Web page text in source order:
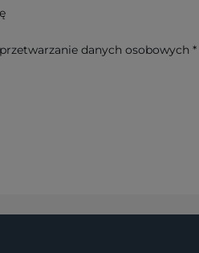
danych osobowych *